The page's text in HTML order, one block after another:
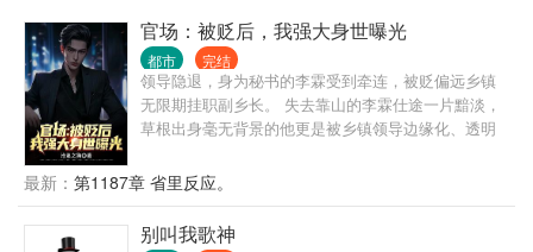
官场：被贬后，我强大身世曝光
都市 完结
领导隐退，身为秘书的李霖受到牵连，被贬偏远乡镇
无限期挂职副乡长。 失去靠山的李霖仕途一片黯淡，
草根出身毫无背景的他更是被乡镇领导边缘化、透明
时，他的贵人从天而降，自此平步青云，无人能挡。
原来，他最大的靠山，竟然就是他自己！
最新： 第1187章 省里反应。
别叫我歌神